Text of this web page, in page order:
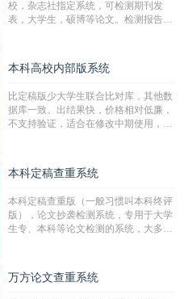
校，杂志社指定系统，可检测期刊发
表，大学生，硕博等论文。检测报告支
本科高校内部版系统
比定稿版少大学生联合比对库，其他数
据库一致。出结果快，价格相对低廉，
不支持验证，适合在修改中期使用，定
本科定稿查重系统
本科定稿查重版（一般习惯叫本科终评
版），论文抄袭检测系统，专用于大学
生专、本科等论文检测的系统，大多数
万方论文查重系统